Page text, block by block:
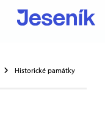
Historické památky